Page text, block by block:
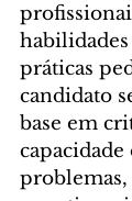
práticas
candidato
base em
capacidade